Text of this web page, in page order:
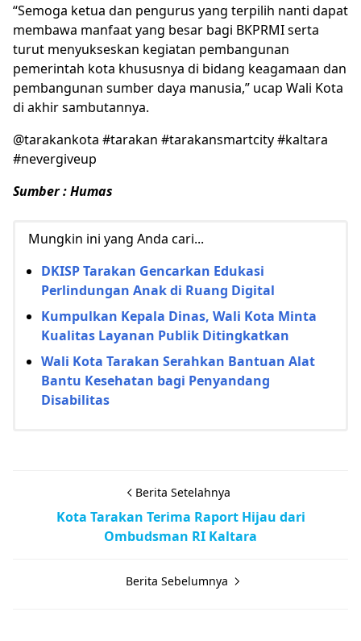
“Semoga ketua dan pengurus yang terpilih nanti dapat
membawa manfaat yang besar bagi BKPRMI serta
turut menyukseskan kegiatan pembangunan
pemerintah kota khususnya di bidang keagamaan dan
pembangunan sumber daya manusia,” ucap Wali Kota
di akhir sambutannya.
@tarakankota #tarakan #tarakansmartcity #kaltara
#nevergiveup
Sumber : Humas
Mungkin ini yang Anda cari...
DKISP Tarakan Gencarkan Edukasi
Perlindungan Anak di Ruang Digital
Kumpulkan Kepala Dinas, Wali Kota Minta
Kualitas Layanan Publik Ditingkatkan
Wali Kota Tarakan Serahkan Bantuan Alat
Bantu Kesehatan bagi Penyandang
Disabilitas
Berita Setelahnya
Kota Tarakan Terima Raport Hijau dari
Ombudsman RI Kaltara
Berita Sebelumnya